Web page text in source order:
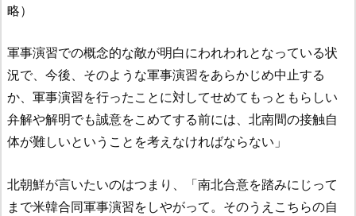
略）
軍事演習での概念的な敵が明白にわれわれとなっている状
況で、今後、そのような軍事演習をあらかじめ中止する
か、軍事演習を行ったことに対してせめてもっともらしい
弁解や解明でも誠意をこめてする前には、北南間の接触自
体が難しいということを考えなければならない」
北朝鮮が言いたいのはつまり、「南北合意を踏みにじって
まで米韓合同軍事演習をしやがって。そのうえこちらの自